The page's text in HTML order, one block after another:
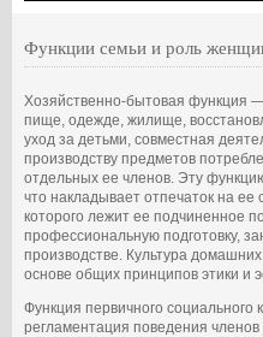
Функции семьи и роль
Хозяйственно-бытовая функция
пище, одежде, жилище,
уход за детьми, совместная
производству предметов
отдельных ее членов. Эту
что накладывает отпечаток на ее
которого лежит ее подчиненное
профессиональную подготовку,
производстве. Культура
основе общих принципов этики и
Функция первичного
регламентация поведения